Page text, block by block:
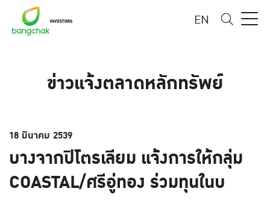
EN
ข่าวแจ้งตลาดหลักทรัพย์
18 มีนาคม 2539
บางจากปิโตรเลียม แจ้งการให้กลุ่ม
COASTAL/ศรีอู่ทอง ร่วมทุนในบ